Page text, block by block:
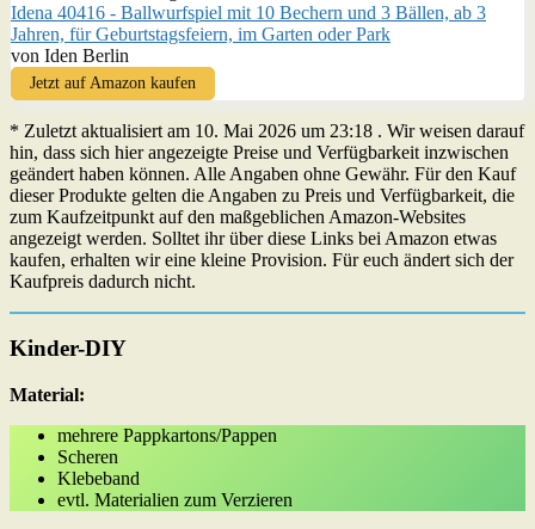
Idena 40416 - Ballwurfspiel mit 10 Bechern und 3 Bällen, ab 3
Jahren, für Geburtstagsfeiern, im Garten oder Park
von Iden Berlin
Jetzt auf Amazon kaufen
* Zuletzt aktualisiert am 10. Mai 2026 um 23:18 . Wir weisen darauf
hin, dass sich hier angezeigte Preise und Verfügbarkeit inzwischen
geändert haben können. Alle Angaben ohne Gewähr. Für den Kauf
dieser Produkte gelten die Angaben zu Preis und Verfügbarkeit, die
zum Kaufzeitpunkt auf den maßgeblichen Amazon-Websites
angezeigt werden. Solltet ihr über diese Links bei Amazon etwas
kaufen, erhalten wir eine kleine Provision. Für euch ändert sich der
Kaufpreis dadurch nicht.
Kinder-DIY
Material:
mehrere Pappkartons/Pappen
Scheren
Klebeband
evtl. Materialien zum Verzieren